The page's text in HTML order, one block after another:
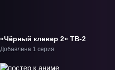
«Чёрный клевер 2» ТВ-2
Добавлена 1 серия